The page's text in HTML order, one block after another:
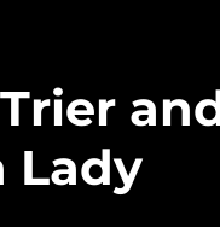
Lady